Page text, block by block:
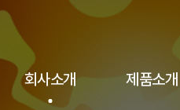
회사소개 제품소개